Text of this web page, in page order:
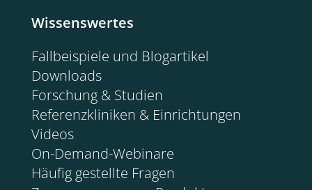
Wissenswertes
Fallbeispiele und Blogartikel
Downloads
Forschung & Studien
Referenzkliniken & Einrichtungen
Videos
On-Demand-Webinare
Häufig gestellte Fragen